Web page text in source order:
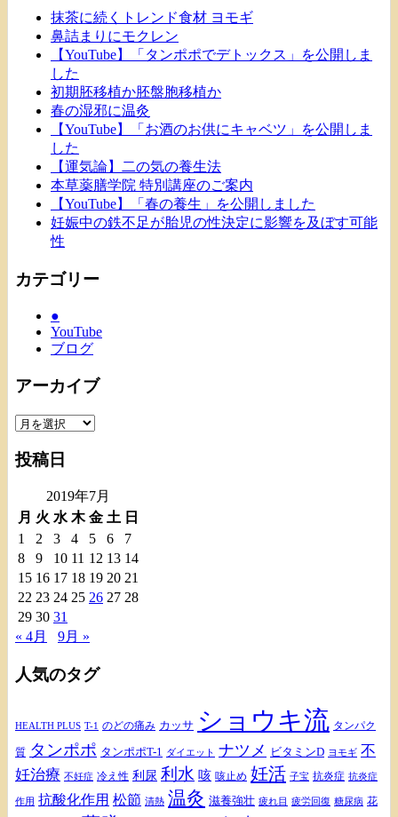
抹茶に続くトレンド食材 ヨモギ
鼻詰まりにモクレン
【YouTube】「タンポポでデトックス」を公開しま
した
初期胚移植か胚盤胞移植か
春の湿邪に温灸
【YouTube】「お酒のお供にキャベツ」を公開しま
した
【運気論】二の気の養生法
本草薬膳学院 特別講座のご案内
【YouTube】「春の養生」を公開しました
妊娠中の鉄不足が胎児の性決定に影響を及ぼす可能
性
カテゴリー
●
YouTube
ブログ
アーカイブ
ア
カ
投稿日
2019年7月
月 火 水 木 金 土 日
1
2 3 4 5 6
7
8
9 10 11 12 13 14
15 16 17 18 19 20 21
22 23 24 25 26 27 28
29 30 31
« 4月
9月 »
人気のタグ
HEALTH PLUS T-1 のどの痛み カッサ ショウキ流 タンパク
質 タンポポ タンポポT-1 ダイエット ナツメ ビタミンD ヨモギ 不
妊治療 不妊症 冷え性 利尿 利水 咳 咳止め 妊活 子宝 抗炎症 抗炎症
作用 抗酸化作用 松節 清熱 温灸 滋養強壮 疲れ目 疲労回復 糖尿病 花